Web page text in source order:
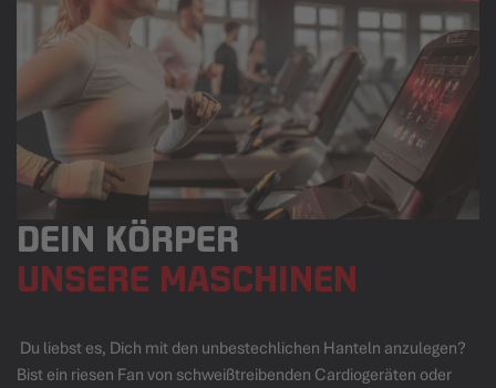
DEIN KÖRPER
UNSERE MASCHINEN
Du liebst es, Dich mit den unbestechlichen Hanteln anzulegen?
Bist ein riesen Fan von schweißtreibenden Cardiogeräten oder